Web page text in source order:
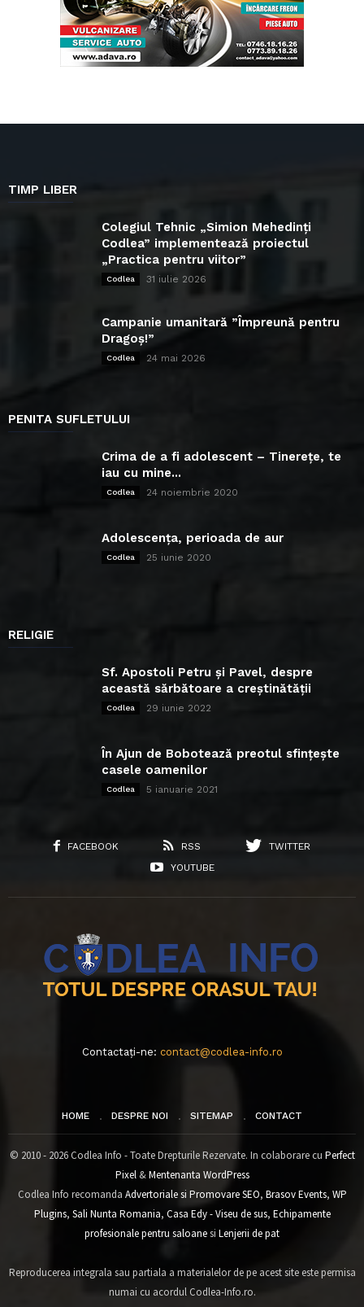
TIMP LIBER
Colegiul Tehnic „Simion Mehedinți
Codlea” implementează proiectul
„Practica pentru viitor”
Codlea 31 iulie 2026
Campanie umanitară ”Împreună pentru
Dragoș!”
Codlea 24 mai 2026
PENITA SUFLETULUI
Crima de a fi adolescent – Tinerețe, te
iau cu mine...
Codlea 24 noiembrie 2020
Adolescența, perioada de aur
Codlea 25 iunie 2020
RELIGIE
Sf. Apostoli Petru și Pavel, despre
această sărbătoare a creștinătății
Codlea 29 iunie 2022
În Ajun de Bobotează preotul sfințește
casele oamenilor
Codlea 5 ianuarie 2021
FACEBOOK RSS
TWITTER
YOUTUBE
Contactați-ne: contact@codlea-info.ro
HOME DESPRE NOI SITEMAP CONTACT
© 2010 - 2026 Codlea Info - Toate Drepturile Rezervate. In colaborare cu Perfect
Pixel&Mentenanta WordPress
Codlea Info recomanda Advertoriale si Promovare SEO, Brasov Events, WP
Plugins, Sali Nunta Romania, Casa Edy - Viseu de sus, Echipamente
profesionale pentru saloanesi Lenjerii de pat
Reproducerea integrala sau partiala a materialelor de pe acest site este permisa
numai cu acordul Codlea-Info.ro.